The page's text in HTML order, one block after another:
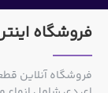
فروشگاه
فروشگاه آنلاین